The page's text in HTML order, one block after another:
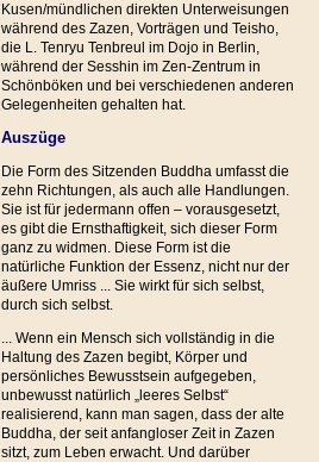
Kusen/mündlichen direkten Unterweisungen
während des Zazen, Vorträgen und Teisho,
die L. Tenryu Tenbreul im Dojo in Berlin,
während der Sesshin im Zen-Zentrum in
Schönböken und bei verschiedenen anderen
Gelegenheiten gehalten hat.
Auszüge
Die Form des Sitzenden Buddha umfasst die
zehn Richtungen, als auch alle Handlungen.
Sie ist für jedermann offen – vorausgesetzt,
es gibt die Ernsthaftigkeit, sich dieser Form
ganz zu widmen. Diese Form ist die
natürliche Funktion der Essenz, nicht nur der
äußere Umriss ... Sie wirkt für sich selbst,
durch sich selbst.
... Wenn ein Mensch sich vollständig in die
Haltung des Zazen begibt, Körper und
persönliches Bewusstsein aufgegeben,
unbewusst natürlich „leeres Selbst“
realisierend, kann man sagen, dass der alte
Buddha, der seit anfangloser Zeit in Zazen
sitzt, zum Leben erwacht. Und darüber